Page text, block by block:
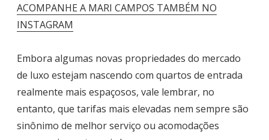
ACOMPANHE A MARI CAMPOS TAMBÉM NO
INSTAGRAM
Embora algumas novas propriedades do mercado
de luxo estejam nascendo com quartos de entrada
realmente mais espaçosos, vale lembrar, no
entanto, que tarifas mais elevadas nem sempre são
sinônimo de melhor serviço ou acomodações